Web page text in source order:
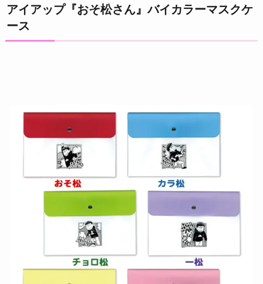
アイアップ『おそ松さん』バイカラーマスクケ
ース